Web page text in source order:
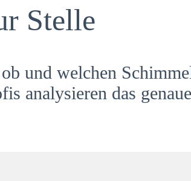
Stelle
und welchen
analysieren das